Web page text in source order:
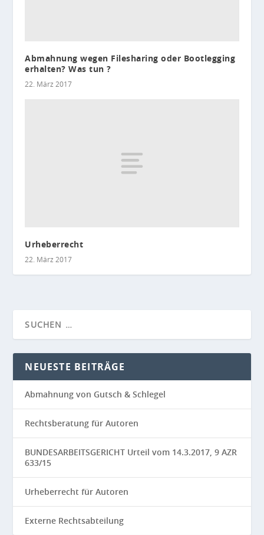
Abmahnung wegen Filesharing oder Bootlegging
erhalten? Was tun ?
22. März 2017
Urheberrecht
22. März 2017
NEUESTE BEITRÄGE
Abmahnung von Gutsch & Schlegel
Rechtsberatung für Autoren
BUNDESARBEITSGERICHT Urteil vom 14.3.2017, 9 AZR
633/15
Urheberrecht für Autoren
Externe Rechtsabteilung